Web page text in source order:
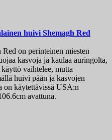
huivi Shemagh Red
on perinteinen miesten
kasvoja ja kaulaa auringolta,
vaihtelee, mutta
huivi pään ja kasvojen
on käytettävissä USA:n
avattuna.